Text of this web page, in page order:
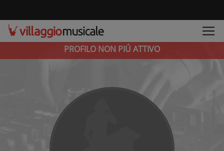
PROFILO NON PIÚ ATTIVO